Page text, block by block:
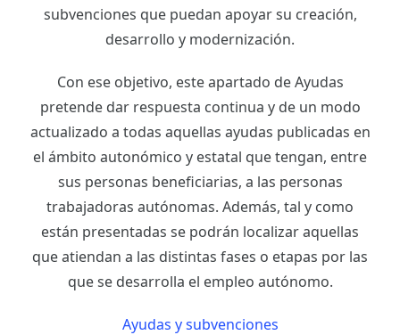
subvenciones que puedan apoyar su creación,
desarrollo y modernización.
Con ese objetivo, este apartado de Ayudas
pretende dar respuesta continua y de un modo
actualizado a todas aquellas ayudas publicadas en
el ámbito autonómico y estatal que tengan, entre
sus personas beneficiarias, a las personas
trabajadoras autónomas. Además, tal y como
están presentadas se podrán localizar aquellas
que atiendan a las distintas fases o etapas por las
que se desarrolla el empleo autónomo.
Ayudas y subvenciones